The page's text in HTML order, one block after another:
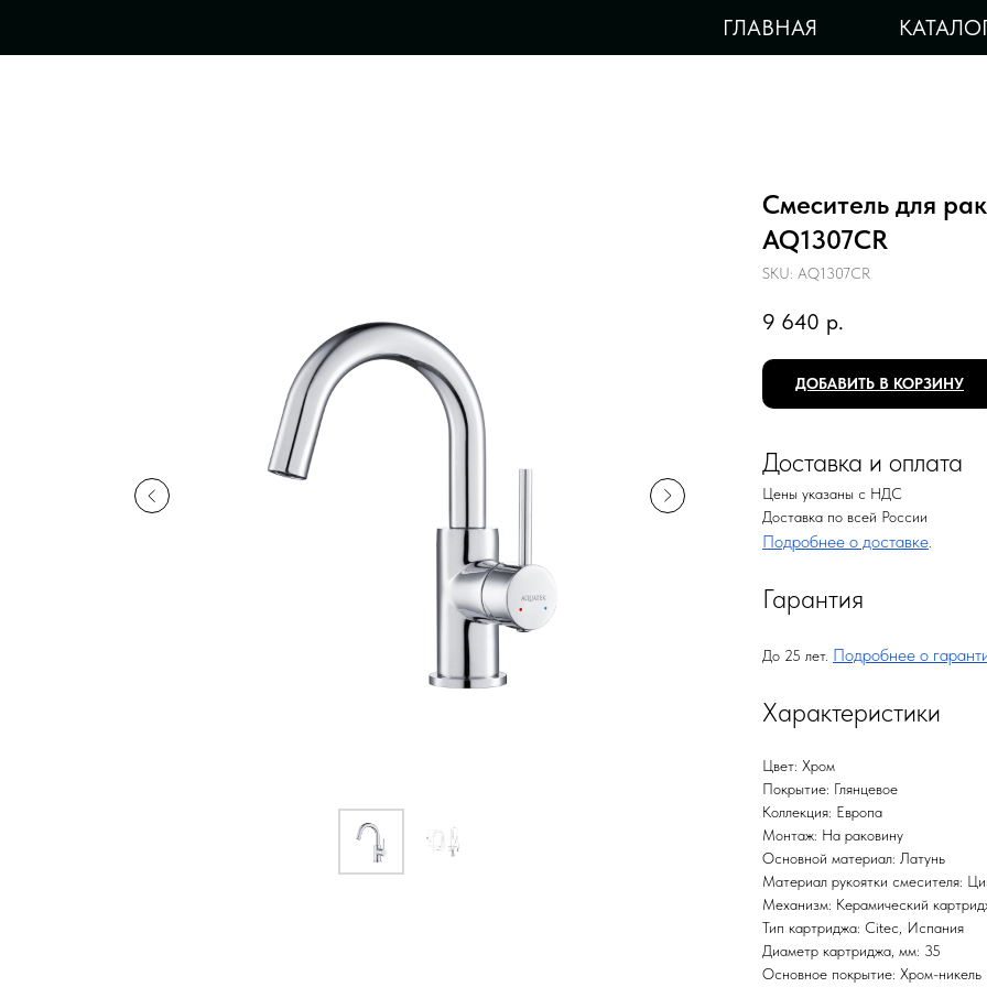
ГЛАВНАЯ
Смеситель для
AQ1307CR
SKU: AQ1307CR
9 640 р.
ДОБАВИТЬ В КОРЗИНУ
Доставка и оплата
Цены указаны с НДС
Доставка по всей России
Подробнее о доставке
Гарантия
До 25 лет. Подробнее о
Характеристики
Цвет: Хром
Покрытие: Глянцевое
Коллекция: Европа
Монтаж: На раковину
Основной материал: Латунь
Материал рукоятки смесителя:
Механизм: Керамический
Тип картриджа: Citec, Испания
Диаметр картриджа, мм: 35
Основное покрытие: Хром-никель